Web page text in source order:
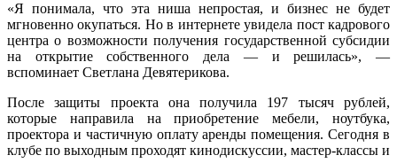
«Я понимала, что эта ниша непростая, и бизнес не будет
мгновенно окупаться. Но в интернете увидела пост кадрового
центра о возможности получения государственной субсидии
на открытие собственного дела — и решилась», —
вспоминает Светлана Девятерикова.
После защиты проекта она получила 197 тысяч рублей,
которые направила на приобретение мебели, ноутбука,
проектора и частичную оплату аренды помещения. Сегодня в
клубе по выходным проходят кинодискуссии, мастер-классы и